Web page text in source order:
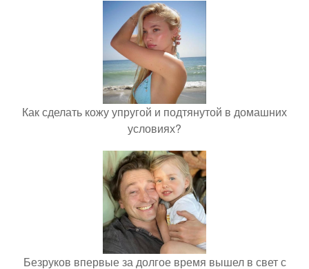
Как сделать кожу упругой и подтянутой в домашних
условиях?
Безруков впервые за долгое время вышел в свет с